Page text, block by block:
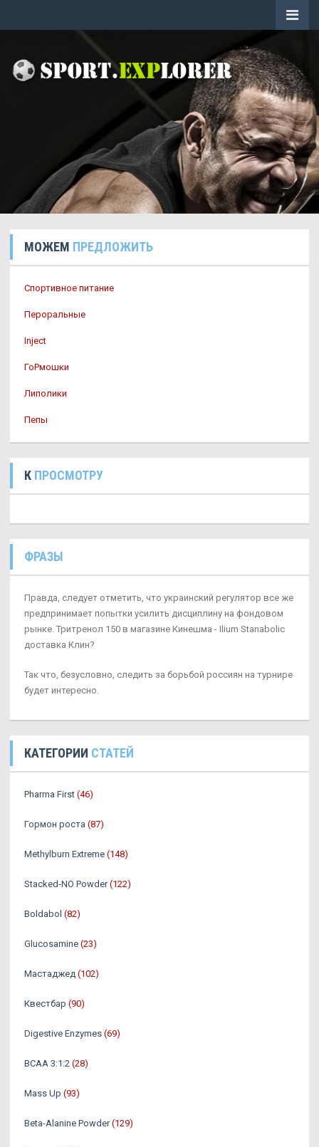
МОЖЕМ ПРЕДЛОЖИТЬ
Спортивное питание
Пероральные
Inject
ГоРмошки
Липолики
Пепы
К ПРОСМОТРУ
ФРАЗЫ
Правда, следует отметить, что украинский регулятор все же
предпринимает попытки усилить дисциплину на фондовом
рынке. Тритренол 150 в магазине Кинешма - Ilium Stanabolic
доставка Клин?
Так что, безусловно, следить за борьбой россиян на турнире
будет интересно.
КАТЕГОРИИ СТАТЕЙ
Pharma First (46)
Гормон роста (87)
Methylburn Extreme (148)
Stacked-NO Powder (122)
Boldabol (82)
Glucosamine (23)
Мастаджед (102)
Квестбар (90)
Digestive Enzymes (69)
BCAA 3:1:2 (28)
Mass Up (93)
Beta-Alanine Powder (129)